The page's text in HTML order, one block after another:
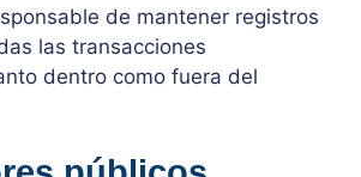
de mantener registros
las transacciones
dentro como fuera del